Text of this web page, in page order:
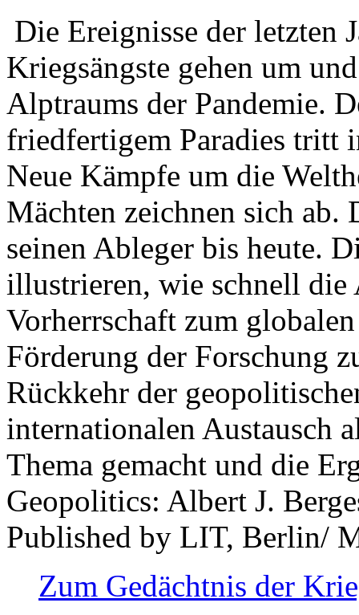
Die Ereignisse der letzten
Kriegsängste gehen um
Alptraums der Pandemie.
friedfertigem Paradies tritt
Neue Kämpfe um die
Mächten zeichnen sich
seinen Ableger bis heute.
illustrieren, wie schnell die
Vorherrschaft zum
Förderung der Forschung
Rückkehr der
internationalen Austausch
Thema gemacht und die
Geopolitics: Albert J.
Published by LIT, Berlin/
Zum Gedächtnis der